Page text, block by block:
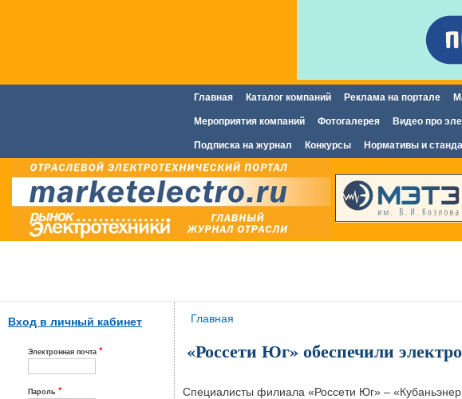
Главное меню
Главная Каталог компаний Реклама на портале
Мероприятия компаний Фотогалерея Видео про
Подписка на журнал Конкурсы Нормативы и
Вход в личный кабинет
Электронная почта *
Пароль *
Вы здесь
Главная
«Россети Юг» обеспечили
Специалисты филиала «Россети Юг» –